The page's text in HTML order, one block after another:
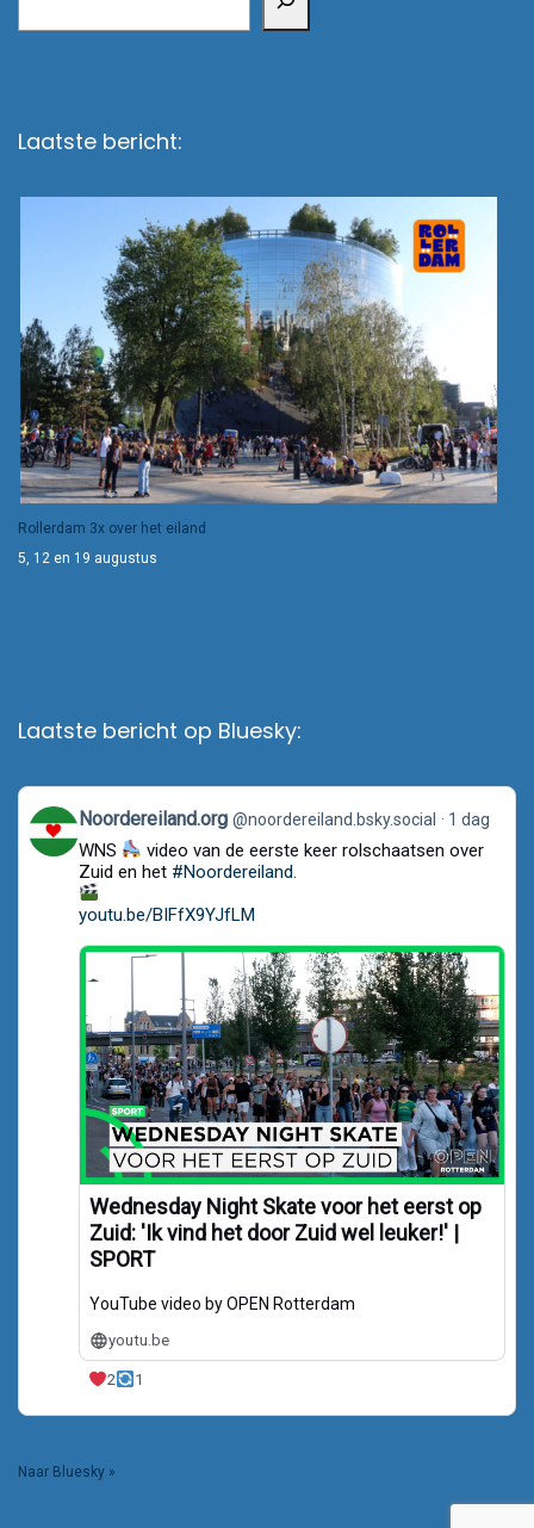
Laatste bericht:
Rollerdam 3x over het eiland
5, 12 en 19 augustus
Laatste bericht op Bluesky:
View
post
by
Noordereiland.org
Noordereiland.org @noordereiland.bsky.social 1 dag
WNS
video van de eerste keer rolschaatsen over
Zuid en het #Noordereiland.
youtu.be/BIFfX9YJfLM
Wednesday Night Skate voor het eerst op
Zuid: 'Ik vind het door Zuid wel leuker!' |
SPORT
YouTube video by OPEN Rotterdam
youtu.be
2 1
Naar Bluesky »